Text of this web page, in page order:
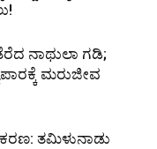
ನಾಥುಲಾ ಗಡಿ;
ಮರುಜೀವ
ತಮಿಳುನಾಡು